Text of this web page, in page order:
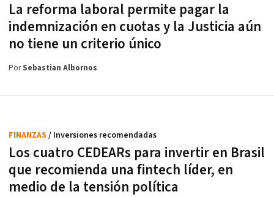
La reforma laboral permite pagar la
indemnización en cuotas y la Justicia aún
no tiene un criterio único
PorSebastian Albornos
Los cuatro CEDEARs para invertir en Brasil
que recomienda una fintech líder, en
medio de la tensión política
FINANZAS / Inversiones recomendadas